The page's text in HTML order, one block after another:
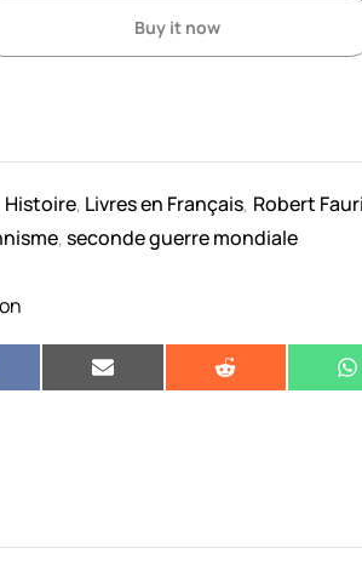
Buy it now
Histoire, Livres en Français, Robert
,seconde guerre mondiale